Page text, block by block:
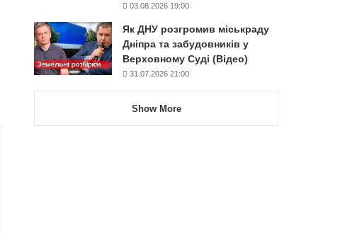
03.08.2026 19:00
Як ДНУ розгромив міськраду
Дніпра та забудовників у
Верховному Суді (Відео)
31.07.2026 21:00
Show More